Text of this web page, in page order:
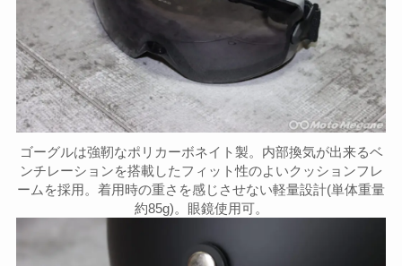
ゴーグルは強靭なポリカーボネイト製。内部換気が出来るベ
ンチレーションを搭載したフィット性のよいクッションフレ
ームを採用。着用時の重さを感じさせない軽量設計(単体重量
約85g)。眼鏡使用可。